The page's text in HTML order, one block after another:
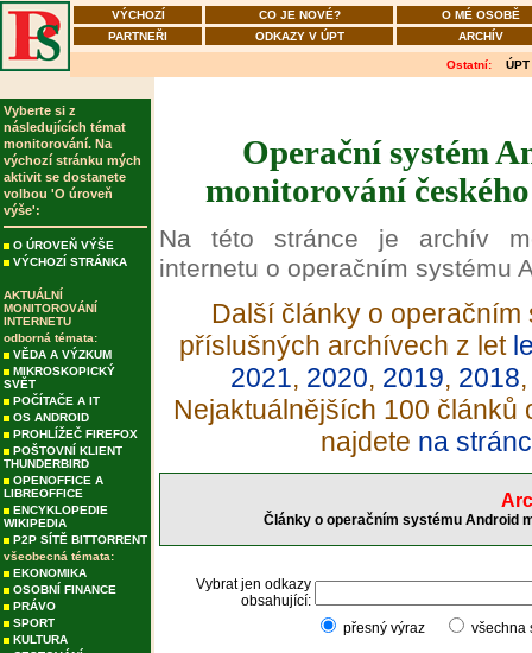
VÝCHOZÍ CO JE NOVÉ?
O MÉ OSOBĚ
PARTNEŘI
ODKAZY V ÚPT ARCHÍV
Ostatní: ÚPT
Vyberte si z
následujících témat
monitorování. Na
výchozí stránku mých
aktivit se dostanete
volbou 'O úroveň
výše':
O ÚROVEŇ VÝŠE
VÝCHOZÍ STRÁNKA
AKTUÁLNÍ
MONITOROVÁNÍ
INTERNETU
odborná témata:
VĚDA A VÝZKUM
MIKROSKOPICKÝ
SVĚT
POČÍTAČE A IT
OS ANDROID
PROHLÍŽEČ FIREFOX
POŠTOVNÍ KLIENT
THUNDERBIRD
OPENOFFICE A
LIBREOFFICE
ENCYKLOPEDIE
WIKIPEDIA
P2P SÍTĚ BITTORRENT
všeobecná témata:
EKONOMIKA
OSOBNÍ FINANCE
PRÁVO
SPORT
KULTURA
Operační systém
monitorování
Na této stránce je archív
internetu o operačním systému
Další články o operačním
příslušných archívech z let
2021, 2020, 2019, 2018
Nejaktuálnějších 100 článků
najdete na
Články o operačním systému Android
Vybrat jen odkazy
obsahující:
přesný výraz